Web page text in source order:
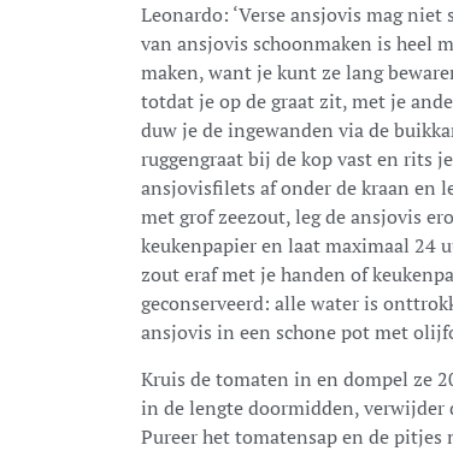
Leonardo: ‘Verse ansjovis mag
van ansjovis schoonmaken is heel
maken, want je kunt ze lang
totdat je op de graat zit, met je
duw je de ingewanden via de
ruggengraat bij de kop vast en rits
ansjovisfilets af onder de kraan en
met grof zeezout, leg de ansjovis
keukenpapier en laat maximaal 24
zout eraf met je handen of
geconserveerd: alle water is
ansjovis in een schone pot met
Kruis de tomaten in en dompel ze
in de lengte doormidden, verwijder
Pureer het tomatensap en de pitjes